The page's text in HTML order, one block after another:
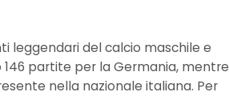
leggendari del calcio maschile e
partite per la Germania, mentre
nella nazionale italiana. Per